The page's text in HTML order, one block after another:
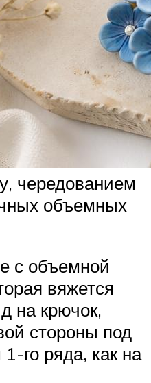
чередованием
объемных
с объемной
вяжется
на крючок,
стороны под
го ряда, как на